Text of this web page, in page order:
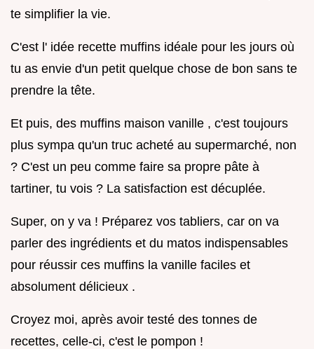
te simplifier la vie.
C'est l' idée recette muffins idéale pour les jours où
tu as envie d'un petit quelque chose de bon sans te
prendre la tête.
Et puis, des muffins maison vanille , c'est toujours
plus sympa qu'un truc acheté au supermarché, non
? C'est un peu comme faire sa propre pâte à
tartiner, tu vois ? La satisfaction est décuplée.
Super, on y va ! Préparez vos tabliers, car on va
parler des ingrédients et du matos indispensables
pour réussir ces muffins la vanille faciles et
absolument délicieux .
Croyez moi, après avoir testé des tonnes de
recettes, celle-ci, c'est le pompon !